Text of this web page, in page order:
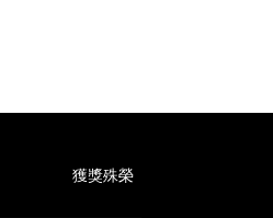
​獲獎殊榮